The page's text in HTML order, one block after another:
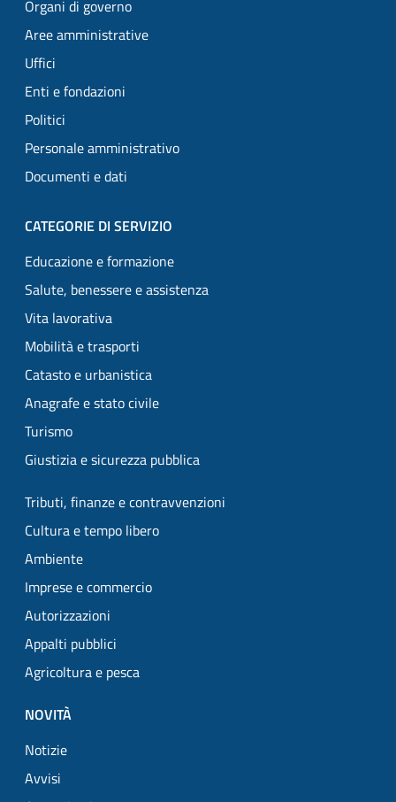
Organi di governo
Aree amministrative
Uffici
Enti e fondazioni
Politici
Personale amministrativo
Documenti e dati
CATEGORIE DI SERVIZIO
Educazione e formazione
Salute, benessere e assistenza
Vita lavorativa
Mobilità e trasporti
Catasto e urbanistica
Anagrafe e stato civile
Turismo
Giustizia e sicurezza pubblica
Tributi, finanze e contravvenzioni
Cultura e tempo libero
Ambiente
Imprese e commercio
Autorizzazioni
Appalti pubblici
Agricoltura e pesca
NOVITÀ
Notizie
Avvisi